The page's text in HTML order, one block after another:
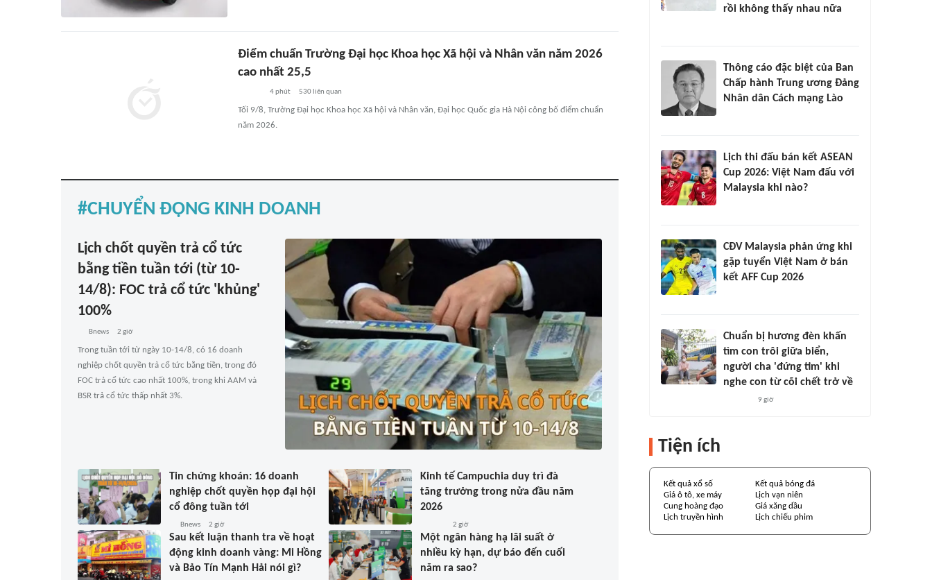
Điểm chuẩn Trường Đại học Khoa học Xã hội và Nhân văn năm 2026
cao nhất 25,5
4 phút 530liên quan
Tối 9/8, Trường Đại học Khoa học Xã hội và Nhân văn, Đại học Quốc gia Hà Nội công bố điểm chuẩn
năm 2026.
CHUYỂN ĐỘNG KINH DOANH
Lịch chốt quyền trả cổ tức
bằng tiền tuần tới (từ 10-
14/8): FOC trả cổ tức 'khủng'
100%
Bnews 2 giờ
Trong tuần tới từ ngày 10-14/8, có 16 doanh
nghiệp chốt quyền trả cổ tức bằng tiền, trong đó
FOC trả cổ tức cao nhất 100%, trong khi AAM và
BSR trả cổ tức thấp nhất 3%.
Tin chứng khoán: 16 doanh
nghiệp chốt quyền họp đại hội
cổ đông tuần tới
Bnews 2 giờ
Kinh tế Campuchia duy trì đà
tăng trưởng trong nửa đầu năm
2026
2 giờ
Sau kết luận thanh tra về hoạt
động kinh doanh vàng: Mi Hồng
và Bảo Tín Mạnh Hải nói gì?
Một ngân hàng hạ lãi suất ở
nhiều kỳ hạn, dự báo đến cuối
năm ra sao?
rồi không thấy nhau nữa
Thông cáo đặc biệt của Ban
Chấp hành Trung ương Đảng
Nhân dân Cách mạng Lào
Lịch thi đấu bán kết ASEAN
Cup 2026: Việt Nam đấu với
Malaysia khi nào?
CĐV Malaysia phản ứng khi
gặp tuyển Việt Nam ở bán
kết AFF Cup 2026
Chuẩn bị hương đèn khấn
tìm con trôi giữa biển,
người cha 'đứng tim' khi
nghe con từ cõi chết trở về
9 giờ
Tiện ích
Kết quả xổ số
Kết quả bóng đá
Giá ô tô, xe máy
Lịch vạn niên
Cung hoàng đạo
Giá xăng dầu
Lịch truyền hình
Lịch chiếu phim